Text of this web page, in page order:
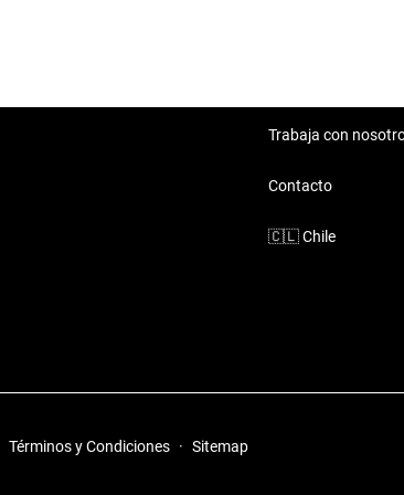
Trabaja con
Contacto
🇨🇱Chile
Términos y Condiciones · Sitemap